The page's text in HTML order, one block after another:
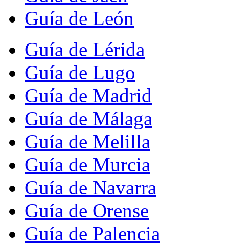
Guía de León
Guía de Lérida
Guía de Lugo
Guía de Madrid
Guía de Málaga
Guía de Melilla
Guía de Murcia
Guía de Navarra
Guía de Orense
Guía de Palencia